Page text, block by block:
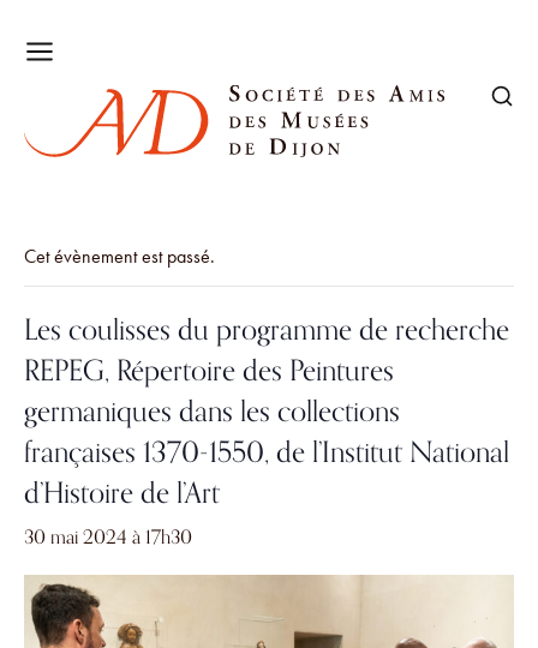
Cet évènement est passé.
Les coulisses du programme de recherche
REPEG, Répertoire des Peintures
germaniques dans les collections
françaises 1370-1550, de l’Institut National
d’Histoire de l’Art
30 mai 2024 à 17h30